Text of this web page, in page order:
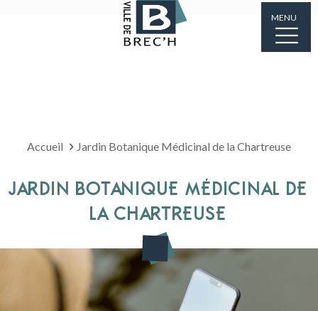
MENU
Accueil Jardin Botanique Médicinal de la Chartreuse
JARDIN BOTANIQUE MÉDICINAL DE
LA CHARTREUSE